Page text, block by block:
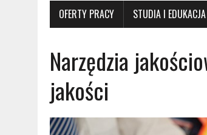
OFERTY PRACY STUDIA I EDUKACJA
Narzędzia
jakości